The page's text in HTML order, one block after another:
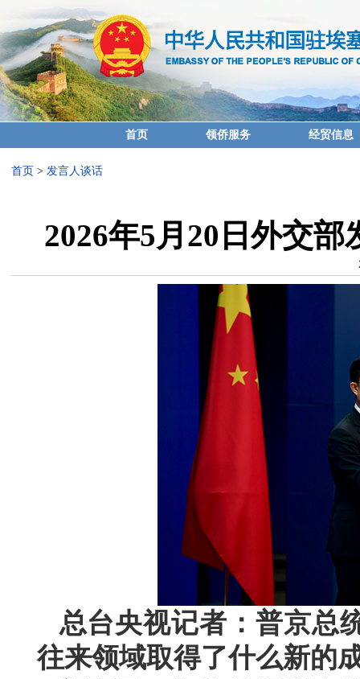
首页 领侨服务 经贸信息
首页 > 发言人谈话
2026年5月20日外交
总台央视记者：普京总
往来领域取得了什么新的